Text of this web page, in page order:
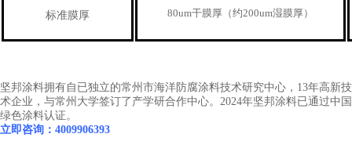
标准膜厚 80um干膜厚（约200um湿膜厚）
坚邦涂料拥有自已独立的常州市海洋防腐涂料技术研究中心，13年高新技
术企业，与常州大学签订了产学研合作中心。2024年坚邦涂料已通过中国
绿色涂料认证。
立即咨询：4009906393